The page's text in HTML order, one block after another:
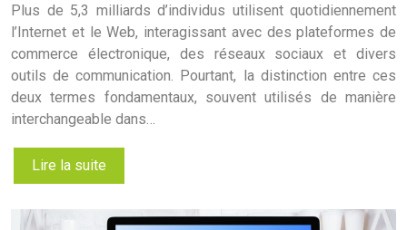
Plus de 5,3 milliards d’individus utilisent quotidiennement
l’Internet et le Web, interagissant avec des plateformes de
commerce électronique, des réseaux sociaux et divers
outils de communication. Pourtant, la distinction entre ces
deux termes fondamentaux, souvent utilisés de manière
interchangeable dans…
Lire la suite